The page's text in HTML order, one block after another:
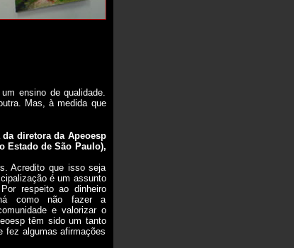
ensino de qualidade.
Mas, à medida que
da diretora da Apeoesp
Estado de São Paulo),
Acredito que isso seja
é um assunto
respeito ao dinheiro
como não fazer a
e valorizar o
têm sido um tanto
fez algumas afirmações